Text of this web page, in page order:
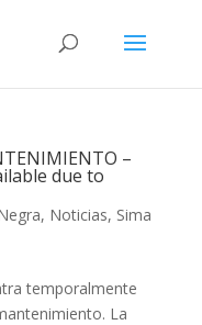
–
due to
, Noticias, Sima
temporalmente
La